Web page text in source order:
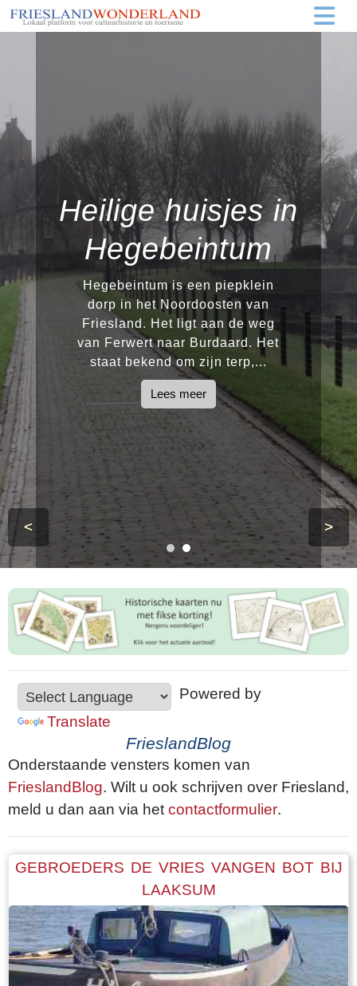
Heilige huisjes in
Hegebeintum
Hegebeintum is een piepklein
dorp in het Noordoosten van
Friesland. Het ligt aan de weg
van Ferwert naar Burdaard. Het
staat bekend om zijn terp,...
Lees meer
< >
Powered by
Translate
FrieslandBlog
Onderstaande vensters komen van
FrieslandBlog. Wilt u ook schrijven over Friesland,
meld u dan aan via het contactformulier.
GEBROEDERS DE VRIES VANGEN BOT BIJ
LAAKSUM